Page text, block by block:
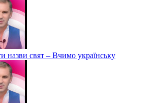
назви свят – Вчимо українську